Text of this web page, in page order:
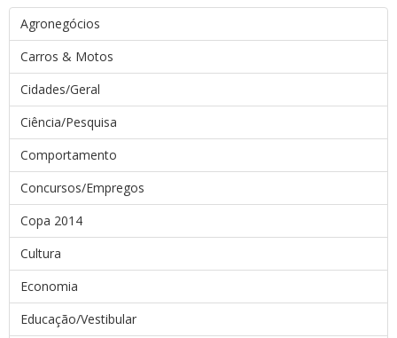
Agronegócios
Carros & Motos
Cidades/Geral
Ciência/Pesquisa
Comportamento
Concursos/Empregos
Copa 2014
Cultura
Economia
Educação/Vestibular